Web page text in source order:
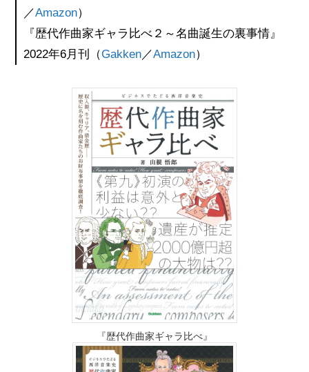
／Amazon）
『歴代作曲家ギャラ比べ２～名曲誕生の裏事情』
2022年6月刊（Gakken／Amazon）
『歴代作曲家ギャラ比べ』